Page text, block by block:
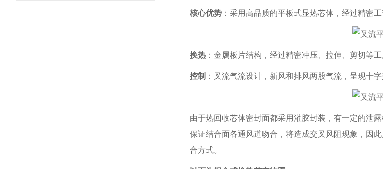
核心优势 ：采用高品质的平板式显热芯体，经过精密
换热 ：金属板片结构，经过精密冲压、拉伸、剪切等
控制 ：叉流气流设计，新风和排风两股气流，呈现十
由于热回收芯体密封面都采用灌胶封装，有一定的泄
保证结合面各通风道吻合，将造成交叉风阻现象，因
合方式。